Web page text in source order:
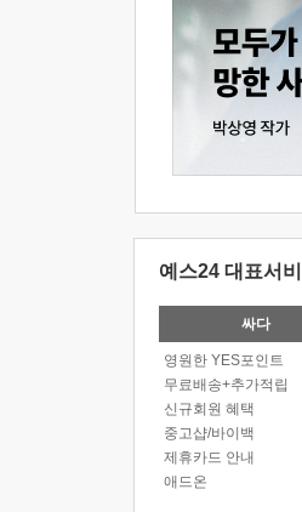
예스24 대표서
싸다
영원한 YES포인트
무료배송+추가적립
신규회원 혜택
중고샵/바이백
제휴카드 안내
애드온